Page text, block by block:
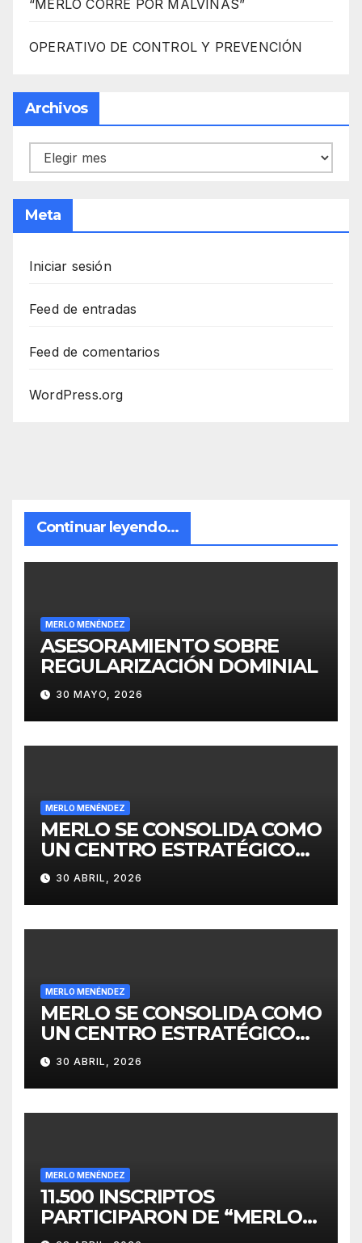
“MERLO CORRE POR MALVINAS”
OPERATIVO DE CONTROL Y PREVENCIÓN
Archivos
Archivos
Meta
Iniciar sesión
Feed de entradas
Feed de comentarios
WordPress.org
Continuar leyendo...
MERLO MENÉNDEZ
ASESORAMIENTO SOBRE
REGULARIZACIÓN DOMINIAL
30 MAYO, 2026
MERLO MENÉNDEZ
MERLO SE CONSOLIDA COMO
UN CENTRO ESTRATÉGICO
PARA EL DESARROLLO DE
INVERSIONES
30 ABRIL, 2026
MERLO MENÉNDEZ
MERLO SE CONSOLIDA COMO
UN CENTRO ESTRATÉGICO
PARA EL DESARROLLO DE
INVERSIONES
30 ABRIL, 2026
MERLO MENÉNDEZ
11.500 INSCRIPTOS
PARTICIPARON DE “MERLO
CORRE POR MALVINAS”